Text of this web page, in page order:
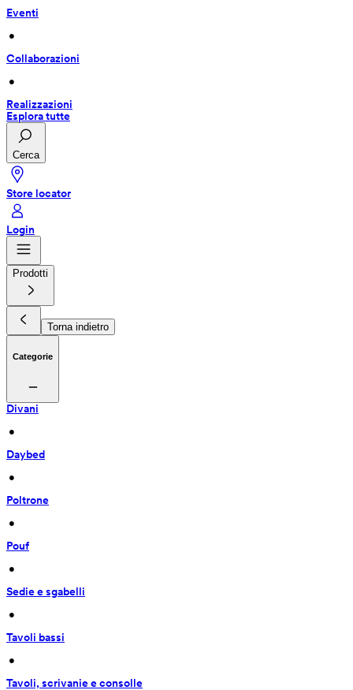
Eventi
•
Collaborazioni
•
Realizzazioni
Esplora tutte
Cerca
Store locator
Login
Prodotti
Torna indietro
Categorie
Divani
•
Daybed
•
Poltrone
•
Pouf
•
Sedie e sgabelli
•
Tavoli bassi
•
Tavoli, scrivanie e consolle